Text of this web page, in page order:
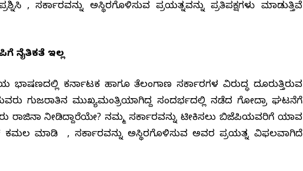
, ಸರ್ಕಾರವನ್ನು ಅಸ್ಥಿರಗೊಳಿಸುವ ಪ್ರಯತ್ನವನ್ನು ಪ್ರತಿಪಕ್ಷಗಳು ಮಾಡುತ್ತಿವೆ
ನೈತಿಕತೆ ಇಲ್ಲ
ಕರ್ನಾಟಕ ಹಾಗೂ ತೆಲಂಗಾಣ ಸರ್ಕಾರಗಳ ವಿರುದ್ಧ ದೂರುತ್ತಿರುವ
ಗುಜರಾತಿನ ಮುಖ್ಯಮಂತ್ರಿಯಾಗಿದ್ದ ಸಂದರ್ಭದಲ್ಲಿ ನಡೆದ ಗೋದ್ರಾ ಘಟನೆಗೆ
ನೀಡಿದ್ದಾರೆಯೇ? ನಮ್ಮ ಸರ್ಕಾರವನ್ನು ಟೀಕಿಸಲು ಬಿಜೆಪಿಯವರಿಗೆ ಯಾವ
ಕಮಲ ಮಾಡಿ , ಸರ್ಕಾರವನ್ನು ಅಸ್ಥಿರಗೊಳಿಸುವ ಅವರ ಪ್ರಯತ್ನ ವಿಫಲವಾಗಿದೆ